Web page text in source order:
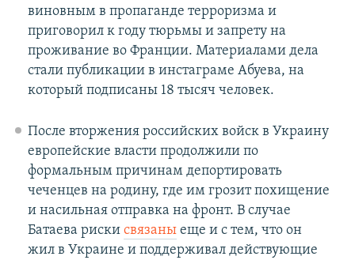
виновным в пропаганде терроризма и
приговорил к году тюрьмы и запрету на
проживание во Франции. Материалами дела
стали публикации в инстаграме Абуева, на
который подписаны 18 тысяч человек.
После вторжения российских войск в Украину
европейские власти продолжили по
формальным причинам депортировать
чеченцев на родину, где им грозит похищение
и насильная отправка на фронт. В случае
Батаева риски связаныеще и с тем, что он
жил в Украине и поддерживал действующие